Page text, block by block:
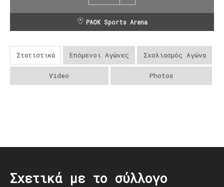
PAOK Sports Arena
Στατιστικά Επόμενοι Αγώνες Σχολιασμός Αγώνα
Video Photos
Σχετικά με το σύλλογο